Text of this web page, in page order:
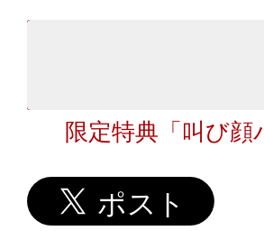
限定特典「叫び